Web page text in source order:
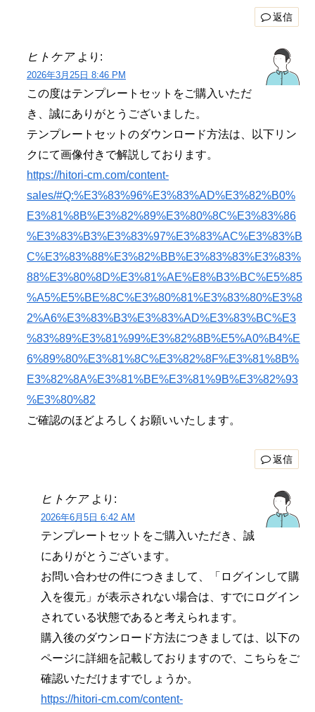
返信
ヒトケア より:
2026年3月25日 8:46 PM
この度はテンプレートセットをご購入いただ
き、誠にありがとうございました。
テンプレートセットのダウンロード方法は、以下リン
クにて画像付きで解説しております。
https://hitori-cm.com/content-
sales/#Q:%E3%83%96%E3%83%AD%E3%82%B0%
E3%81%8B%E3%82%89%E3%80%8C%E3%83%86
%E3%83%B3%E3%83%97%E3%83%AC%E3%83%B
C%E3%83%88%E3%82%BB%E3%83%83%E3%83%
88%E3%80%8D%E3%81%AE%E8%B3%BC%E5%85
%A5%E5%BE%8C%E3%80%81%E3%83%80%E3%8
2%A6%E3%83%B3%E3%83%AD%E3%83%BC%E3
%83%89%E3%81%99%E3%82%8B%E5%A0%B4%E
6%89%80%E3%81%8C%E3%82%8F%E3%81%8B%
E3%82%8A%E3%81%BE%E3%81%9B%E3%82%93
%E3%80%82
ご確認のほどよろしくお願いいたします。
返信
ヒトケア より:
2026年6月5日 6:42 AM
テンプレートセットをご購入いただき、誠
にありがとうございます。
お問い合わせの件につきまして、「ログインして購
入を復元」が表示されない場合は、すでにログイン
されている状態であると考えられます。
購入後のダウンロード方法につきましては、以下の
ページに詳細を記載しておりますので、こちらをご
確認いただけますでしょうか。
https://hitori-cm.com/content-